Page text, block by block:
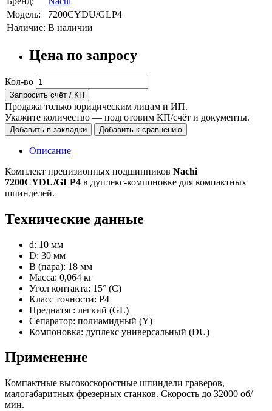
Модель:
7200CYDU/GLP4
Наличие: В наличии
Цена по запросу
Кол-во
Запросить счёт / КП
Продажа только юридическим лицам и ИП.
Укажите количество — подготовим КП/счёт и документы.
Добавить в закладки Добавить к сравнению
Описание
Комплект прецизионных подшипников Nachi
7200CYDU/GLP4 в дуплекс-компоновке для компактных
шпинделей.
Технические данные
d: 10 мм
D: 30 мм
B (пара): 18 мм
Масса: 0,064 кг
Угол контакта: 15° (C)
Класс точности: P4
Преднатяг: легкий (GL)
Сепаратор: полиамидный (Y)
Компоновка: дуплекс универсальный (DU)
Применение
Компактные высокоскоростные шпиндели граверов,
малогабаритных фрезерных станков. Скорость до 32000 об/
мин.